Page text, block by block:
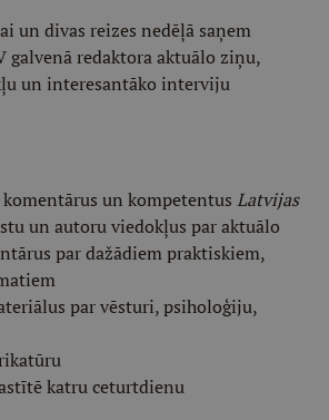
un divas reizes nedēļā saņem
galvenā redaktora aktuālo ziņu,
un interesantāko interviju
un kompetentus Latvijas
un autoru viedokļus par aktuālo
par dažādiem praktiskiem,
par vēsturi, psiholoģiju,
katru ceturtdienu